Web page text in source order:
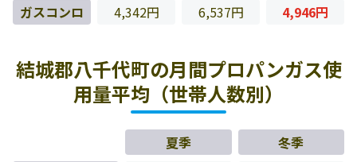
ガスコンロ
4,342円 6,537円 4,946円
結城郡八千代町の月間プロパンガス使
用量平均（世帯人数別）
夏季
冬季